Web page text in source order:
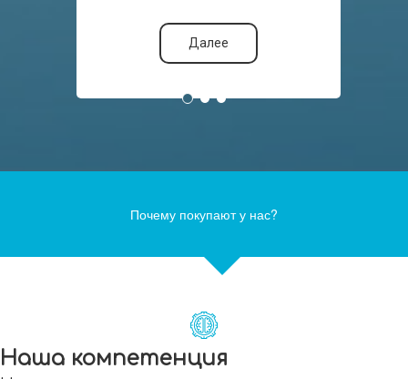
Далее
Почему покупают у нас?
Наша компетенция